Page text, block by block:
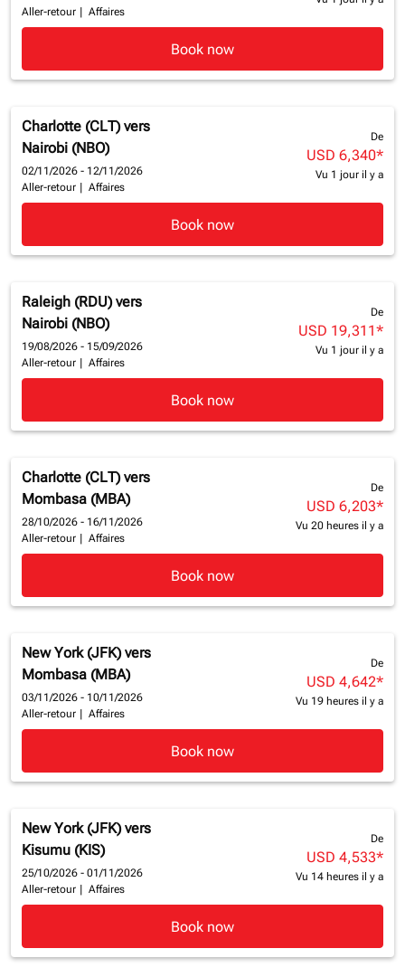
Aller-retour
Affaires
Book now
Charlotte (CLT) vers
Nairobi (NBO)
02/11/2026 - 12/11/2026
Aller-retour
Affaires
De
USD 6,340*
Vu 1 jour il y a
Book now
Raleigh (RDU) vers
Nairobi (NBO)
19/08/2026 - 15/09/2026
Aller-retour
Affaires
De
USD 19,311*
Vu 1 jour il y a
Book now
Charlotte (CLT) vers
Mombasa (MBA)
28/10/2026 - 16/11/2026
Aller-retour
Affaires
De
USD 6,203*
Vu 20 heures il y a
Book now
New York (JFK) vers
Mombasa (MBA)
03/11/2026 - 10/11/2026
Aller-retour
Affaires
De
USD 4,642*
Vu 19 heures il y a
Book now
New York (JFK) vers
Kisumu (KIS)
25/10/2026 - 01/11/2026
Aller-retour
Affaires
De
USD 4,533*
Vu 14 heures il y a
Book now